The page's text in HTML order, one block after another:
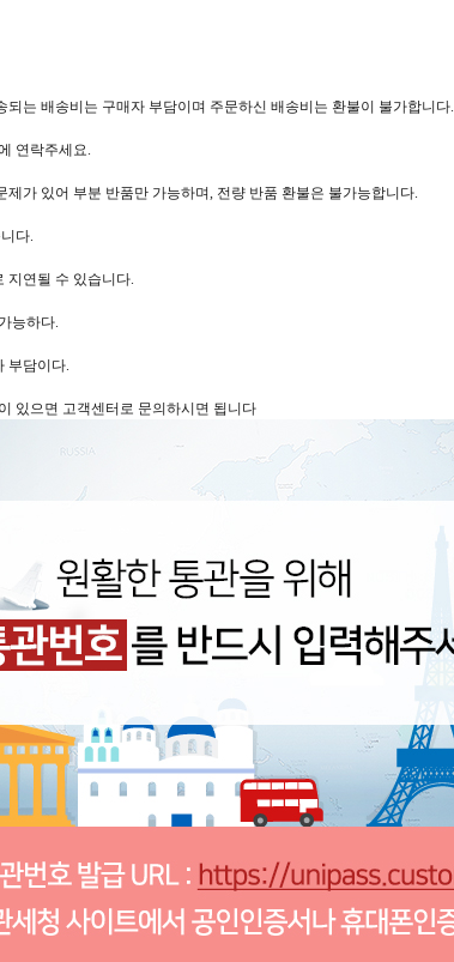
는 배송비는 구매자 부담이며 주문하신 배송비는 환불이 불가합니다.
연락주세요.
가 있어 부분 반품만 가능하며, 전량 반품 환불은 불가능합니다.
다.
지연될 수 있습니다.
능하다.
부담이다.
있으면 고객센터로 문의하시면 됩니다